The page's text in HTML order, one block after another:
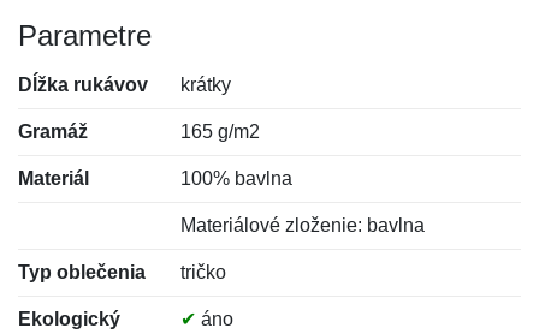
Parametre
Dĺžka rukávov krátky
Gramáž 165 g/m2
Materiál 100% bavlna
Materiálové zloženie: bavlna
Typ oblečenia tričko
Ekologický
✔ áno